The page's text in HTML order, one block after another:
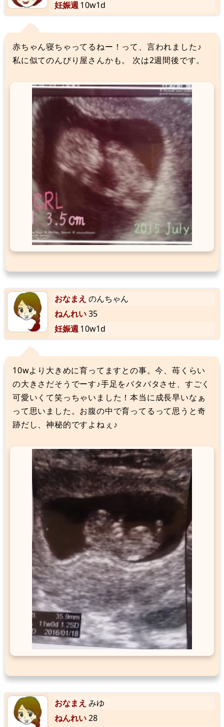
妊娠週10w1d
赤ちゃん寝ちゃってるねー！って、言われました♪
私に似てのんびり屋さんかも。 次は2週間後です。
おなまえ のんちゃん
ねんれい35
妊娠週10w1d
10wより大きめに育ってますとの事。今、苺くらい
の大きさだそうでーす♪手足をバタバタさせ、すごく
可愛いくて笑っちゃいました！本当に成長早いなぁ
って思いました。お腹の中で育ってるって思うと奇
跡だし、神秘的ですよねぇ♪
おなまえ みゆ
ねんれい28